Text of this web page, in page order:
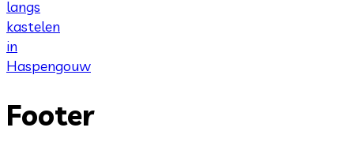
langs
kastelen
in
Haspengouw
Footer